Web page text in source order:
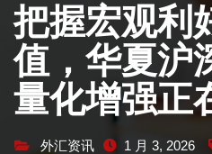
把握宏观利
值，华夏沪
量化增强正
外汇资讯 1 月 3, 2026